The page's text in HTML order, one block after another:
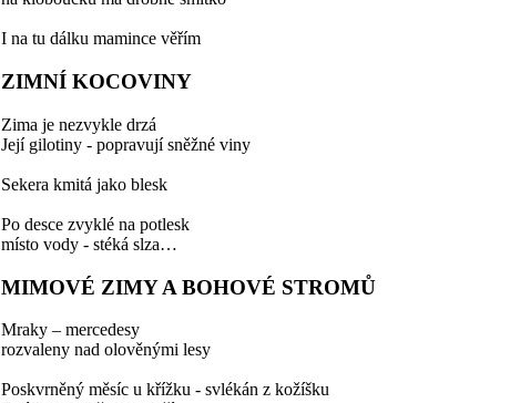
I na tu dálku mamince věřím
ZIMNÍ KOCOVINY
Zima je nezvykle drzá
Její gilotiny - popravují sněžné viny
Sekera kmitá jako blesk
Po desce zvyklé na potlesk
místo vody - stéká slza…
MIMOVÉ ZIMY A BOHOVÉ STROMŮ
Mraky – mercedesy
rozvaleny nad olověnými lesy
Poskvrněný měsíc u křížku - svlékán z kožíšku